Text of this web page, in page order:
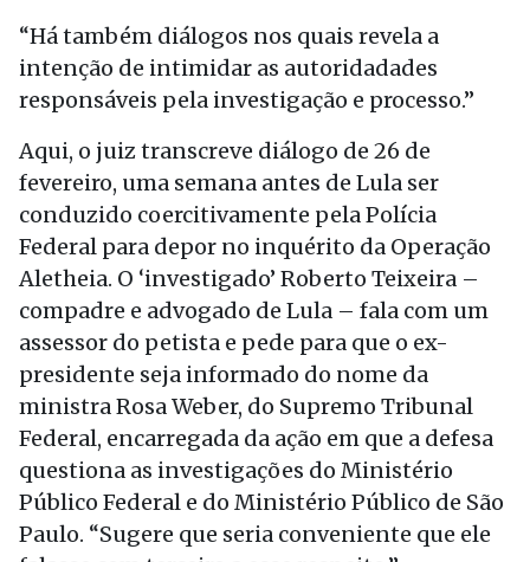
“Há também diálogos nos quais revela a
intenção de intimidar as autoridadades
responsáveis pela investigação e processo.”
Aqui, o juiz transcreve diálogo de 26 de
fevereiro, uma semana antes de Lula ser
conduzido coercitivamente pela Polícia
Federal para depor no inquérito da Operação
Aletheia. O ‘investigado’ Roberto Teixeira –
compadre e advogado de Lula – fala com um
assessor do petista e pede para que o ex-
presidente seja informado do nome da
ministra Rosa Weber, do Supremo Tribunal
Federal, encarregada da ação em que a defesa
questiona as investigações do Ministério
Público Federal e do Ministério Público de São
Paulo. “Sugere que seria conveniente que ele